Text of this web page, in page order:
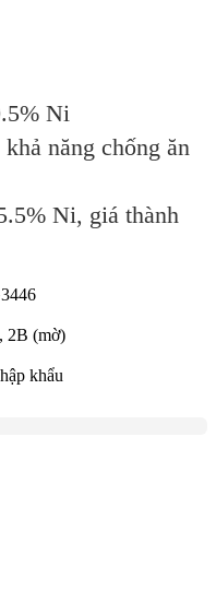
Ni
năng chống ăn
Ni, giá thành
2B (mờ)
khẩu